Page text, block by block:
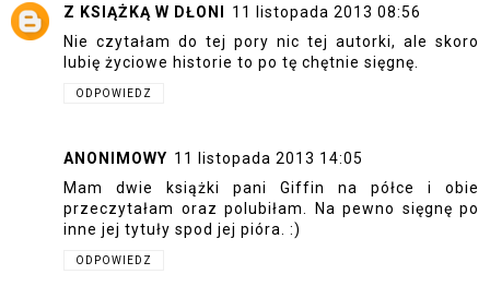
Z KSIĄŻKĄ W DŁONI
11 listopada 2013 08:56
Nie czytałam do tej pory nic tej autorki, ale skoro
lubię życiowe historie to po tę chętnie sięgnę.
ODPOWIEDZ
ANONIMOWY 11 listopada 2013 14:05
Mam dwie książki pani Giffin na półce i obie
przeczytałam oraz polubiłam. Na pewno sięgnę po
inne jej tytuły spod jej pióra. :)
ODPOWIEDZ